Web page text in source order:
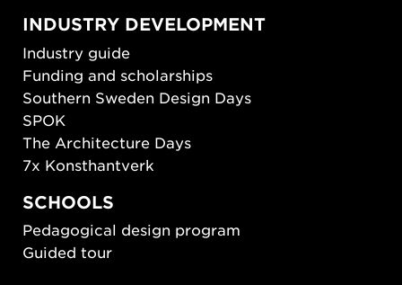
INDUSTRY DEVELOPMENT
Industry guide
Funding and scholarships
Southern Sweden Design Days
SPOK
The Architecture Days
7x Konsthantverk
SCHOOLS
Pedagogical design program
Guided tour